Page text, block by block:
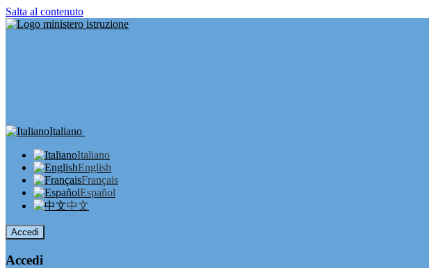
Salta al contenuto
Italiano
Italiano
English
Français
Español
中文
Accedi
Accedi